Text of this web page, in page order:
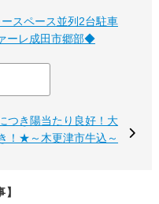
スペース並列2台駐車
ーレ成田市郷部◆
つき陽当たり良好！大
！★～木更津市牛込～
】